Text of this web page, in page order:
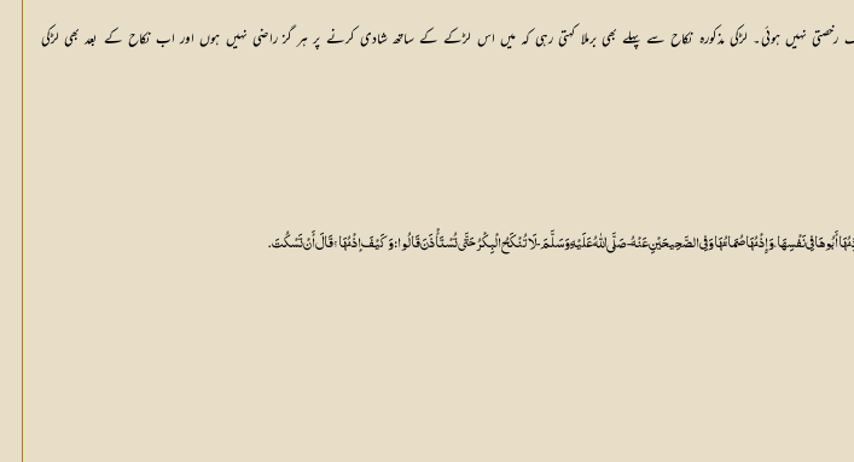
أَبُوہَا فِی نَفْسِہَا، وَإِذْنُہَا صُمَاتُہَا وَفِی الصَّحِیحَیْنِ عَنْہُ - صَلَّی اللّٰهُ عَلَیْہِ وَسَلَّمَ - لَا تُنْکَحُ الْبِکْرُ حَتَّی تُسْتَأْذَنَ قَالُوا: وَکَیْفَ إذْنُہَا؟ قَالَ أَنْ تَسْکُتَ .